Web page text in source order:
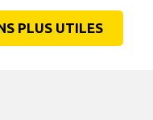
PLUS UTILES